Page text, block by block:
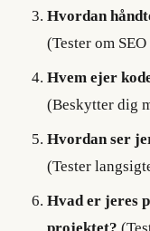
Hvordan
(Tester om
Hvem ejer
(Beskytter dig
Hvordan ser
(Tester
Hvad er jeres